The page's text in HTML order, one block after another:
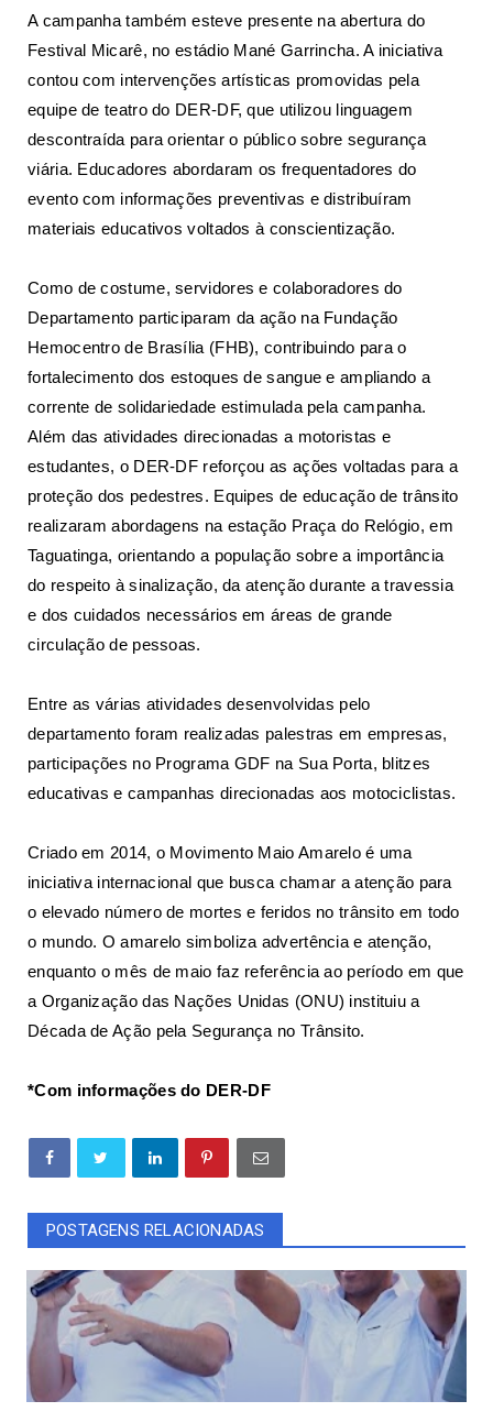
A campanha também esteve presente na abertura do
Festival Micarê, no estádio Mané Garrincha. A iniciativa
contou com intervenções artísticas promovidas pela
equipe de teatro do DER-DF, que utilizou linguagem
descontraída para orientar o público sobre segurança
viária. Educadores abordaram os frequentadores do
evento com informações preventivas e distribuíram
materiais educativos voltados à conscientização.
Como de costume, servidores e colaboradores do
Departamento participaram da ação na Fundação
Hemocentro de Brasília (FHB), contribuindo para o
fortalecimento dos estoques de sangue e ampliando a
corrente de solidariedade estimulada pela campanha.
Além das atividades direcionadas a motoristas e
estudantes, o DER-DF reforçou as ações voltadas para a
proteção dos pedestres. Equipes de educação de trânsito
realizaram abordagens na estação Praça do Relógio, em
Taguatinga, orientando a população sobre a importância
do respeito à sinalização, da atenção durante a travessia
e dos cuidados necessários em áreas de grande
circulação de pessoas.
Entre as várias atividades desenvolvidas pelo
departamento foram realizadas palestras em empresas,
participações no Programa GDF na Sua Porta, blitzes
educativas e campanhas direcionadas aos motociclistas.
Criado em 2014, o Movimento Maio Amarelo é uma
iniciativa internacional que busca chamar a atenção para
o elevado número de mortes e feridos no trânsito em todo
o mundo. O amarelo simboliza advertência e atenção,
enquanto o mês de maio faz referência ao período em que
a Organização das Nações Unidas (ONU) instituiu a
Década de Ação pela Segurança no Trânsito.
*Com informações do DER-DF
POSTAGENS RELACIONADAS